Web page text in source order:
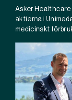
Asker Healthcare
aktierna i
medicinskt